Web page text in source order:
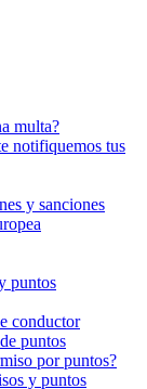
multa?
notifiquemos tus
y sanciones
puntos
conductor
puntos
por puntos?
y puntos